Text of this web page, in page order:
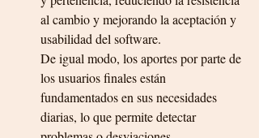
al cambio y mejorando la aceptación y
usabilidad del software.
De igual modo, los aportes por parte de
los usuarios finales están
fundamentados en sus necesidades
diarias, lo que permite detectar